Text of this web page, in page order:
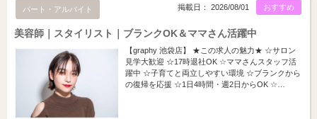
パート・アルバイト おすすめ
掲載日： 2026/08/01
美容師｜スタイリスト｜ブランクOK＆ママさん活躍中
【graphy 池袋店】 ★この求人の魅力★ ☆サロン
見学大歓迎 ☆17時退社OK ☆ママさんスタッフ活
躍中 ☆子育てと両立しやすい環境 ☆ブランクから
の復帰を応援 ☆1日4時間・週2日からOK ☆…